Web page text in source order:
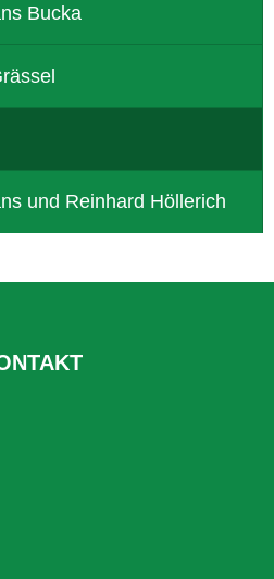
Bucka
und Reinhard Höllerich